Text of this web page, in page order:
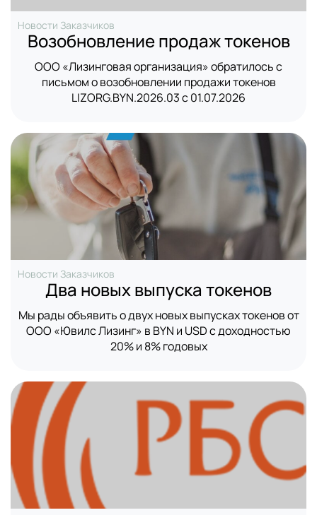
Новости Заказчиков
Возобновление продаж токенов
ООО «Лизинговая организация» обратилось с
письмом о возобновлении продажи токенов
LIZORG.BYN.2026.03 с 01.07.2026
Новости Заказчиков
Два новых выпуска токенов
Мы рады объявить о двух новых выпусках токенов от
ООО «Ювилс Лизинг» в BYN и USD с доходностью
20% и 8% годовых
Имя
Номер телефона
В данный момент платформа
находится в разработке,
следите за новостями о